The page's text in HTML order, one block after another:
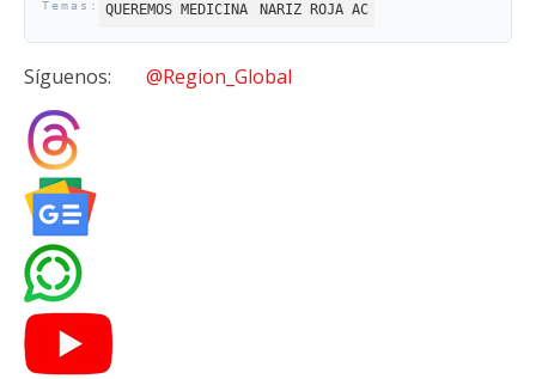
QUEREMOS MEDICINA NARIZ ROJA AC
Síguenos: @Region_Global